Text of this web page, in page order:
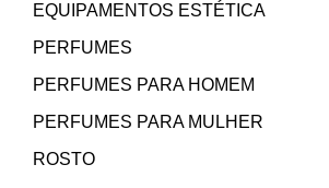
EQUIPAMENTOS ESTÉTICA
PERFUMES
PERFUMES PARA HOMEM
PERFUMES PARA MULHER
ROSTO